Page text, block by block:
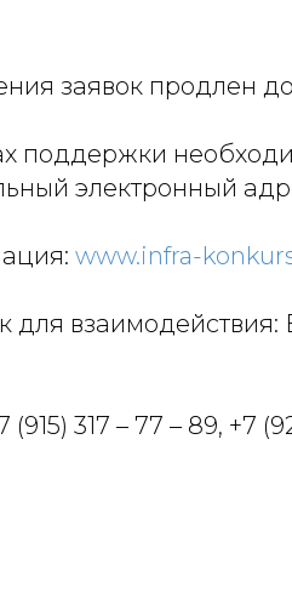
заявок продлен до
поддержки
электронный
www.infra-
для
317 – 77 – 89, +7